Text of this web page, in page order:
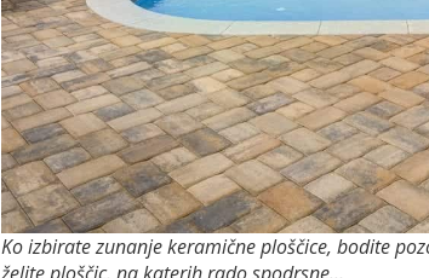
Ko izbirate zunanje keramične ploščice, bodite